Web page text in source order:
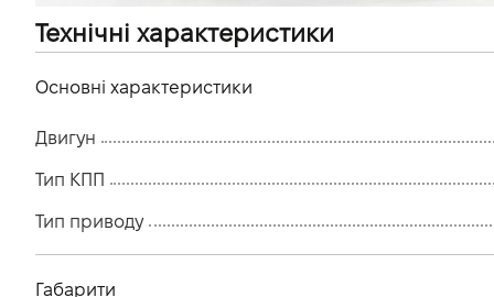
Технічні характеристики
Основні характеристики
Двигун
Тип КПП
Тип приводу
Габарити